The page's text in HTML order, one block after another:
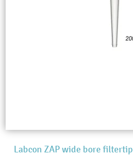
Labcon ZAP wide bore filtertip